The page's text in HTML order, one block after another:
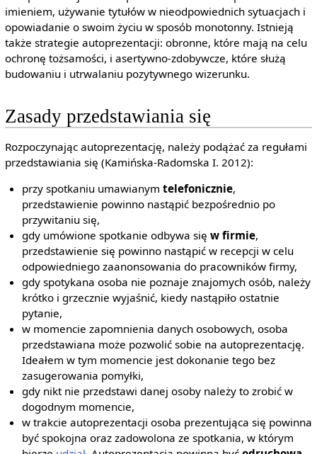
imieniem, używanie tytułów w nieodpowiednich sytuacjach i
opowiadanie o swoim życiu w sposób monotonny. Istnieją
także strategie autoprezentacji: obronne, które mają na celu
ochronę tożsamości, i asertywno-zdobywcze, które służą
budowaniu i utrwalaniu pozytywnego wizerunku.
Zasady przedstawiania się
Rozpoczynając autoprezentację, należy podążać za regułami
przedstawiania się (Kamińska-Radomska I. 2012):
przy spotkaniu umawianymtelefonicznie,
przedstawienie powinno nastąpić bezpośrednio po
przywitaniu się,
gdy umówione spotkanie odbywa sięw firmie,
przedstawienie się powinno nastąpić w recepcji w celu
odpowiedniego zaanonsowania do pracowników firmy,
gdy spotykana osoba nie poznaje znajomych osób, należy
krótko i grzecznie wyjaśnić, kiedy nastąpiło ostatnie
pytanie,
w momencie zapomnienia danych osobowych, osoba
przedstawiana może pozwolić sobie na autoprezentację.
Ideałem w tym momencie jest dokonanie tego bez
zasugerowania pomyłki,
gdy nikt nie przedstawi danej osoby należy to zrobić w
dogodnym momencie,
w trakcie autoprezentacji osoba prezentująca się powinna
być spokojna oraz zadowolona ze spotkania, w którym